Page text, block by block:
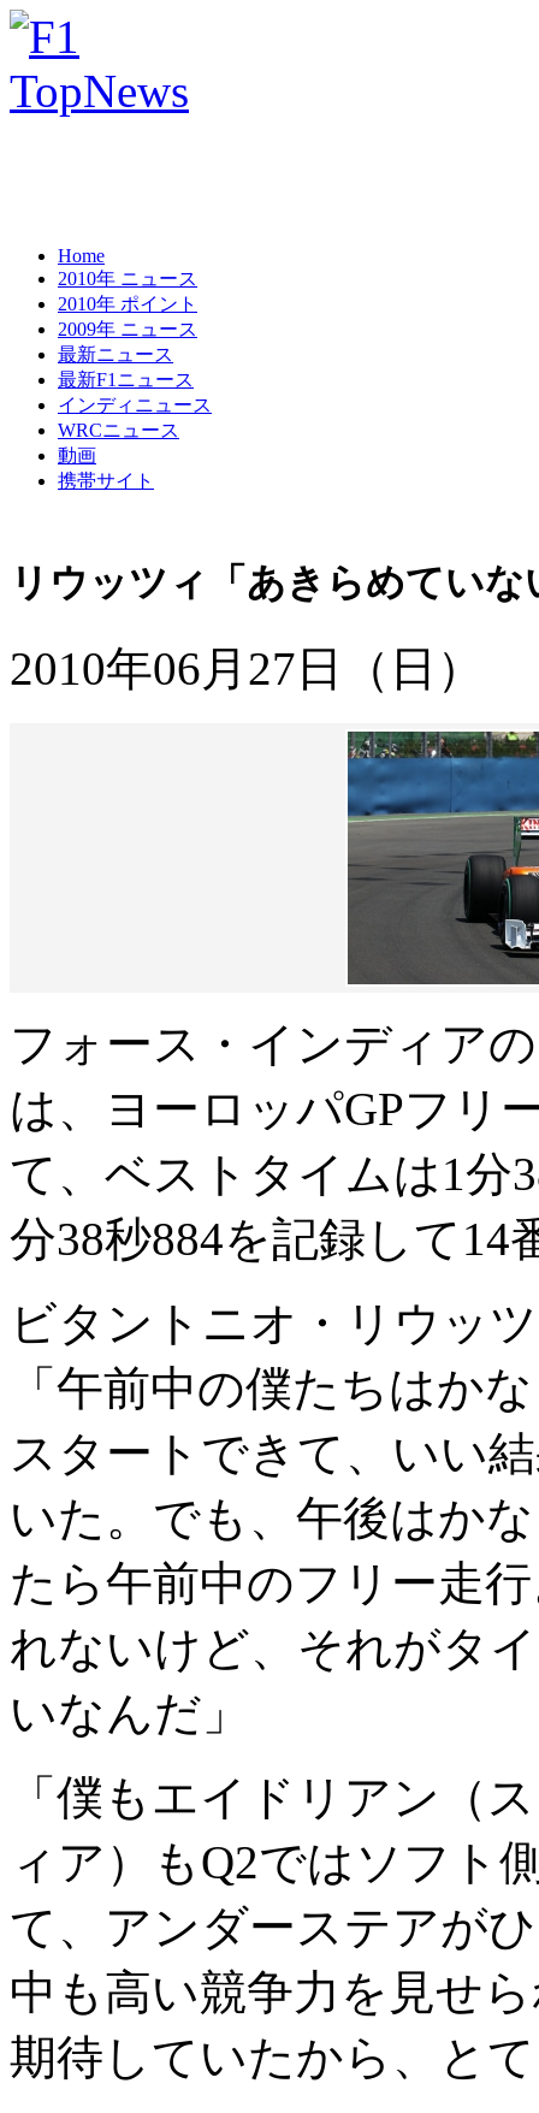
Home
2010年 ニュース
2010年 ポイント
2009年 ニュース
最新ニュース
最新F1ニュース
インディニュース
WRCニュース
動画
携帯サイト
リウッツィ「あきらめてい
2010年06月27日（日）
フォース・インディア
は、ヨーロッパGPフリ
て、ベストタイムは1分
分38秒884を記録して14
ビタントニオ・リウッ
「午前中の僕たちはか
スタートできて、いい
いた。でも、午後はか
たら午前中のフリー走
れないけど、それがタ
いなんだ」
「僕もエイドリアン（
ィア）もQ2ではソフト
て、アンダーステアが
中も高い競争力を見せ
期待していたから、と